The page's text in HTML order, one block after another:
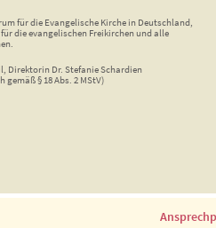
für die Evangelische Kirche in Deutschland,
die evangelischen Freikirchen und alle
Direktorin Dr. Stefanie Schardien
§ 18 Abs. 2 MStV)